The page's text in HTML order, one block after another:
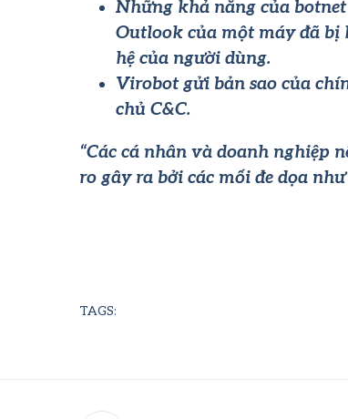
Những khả năng của
Outlook của một máy đã bị
hệ của người dùng.
Virobot gửi bản sao của
chủ C&C.
“Các cá nhân và doanh nghiệp
ro gây ra bởi các mối đe dọa
TAGS: